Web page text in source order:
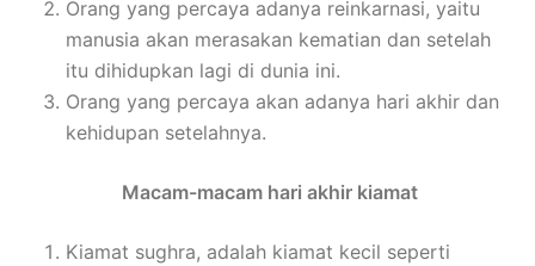
Orang yang percaya adanya reinkarnasi, yaitu
manusia akan merasakan kematian dan setelah
itu dihidupkan lagi di dunia ini.
Orang yang percaya akan adanya hari akhir dan
kehidupan setelahnya.
Macam-macam hari akhir kiamat
Kiamat sughra, adalah kiamat kecil seperti